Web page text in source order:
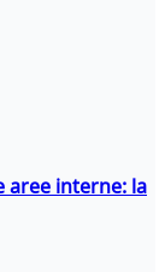
aree interne: la